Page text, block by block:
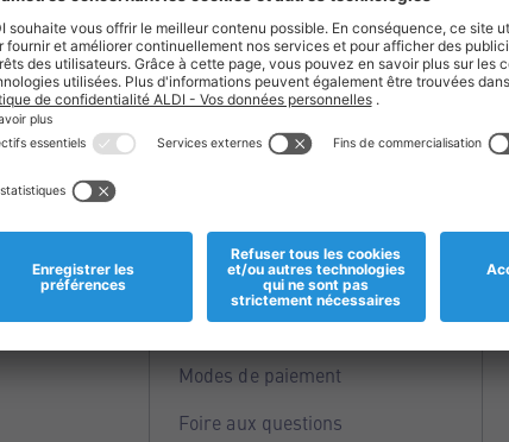
et ne manquez aucune de nos offres.
Informations
Magasins
Modes de paiement
Foire aux questions